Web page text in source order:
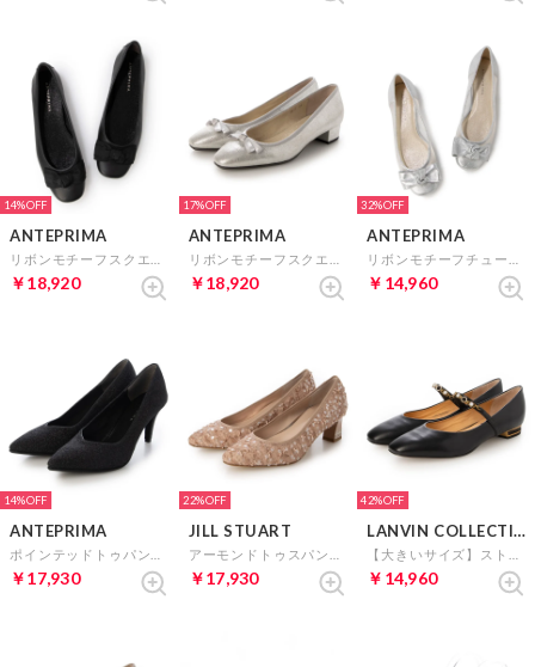
14%
ANTEPRIMA
￥18,920
17%
ANTEPRIMA
￥18,920
32%
ANTEPRIMA
￥14,960
14%
ANTEPRIMA
￥17,930
22%
JILL STUART
￥17,930
42%
LANVIN COLLECTION
￥14,960